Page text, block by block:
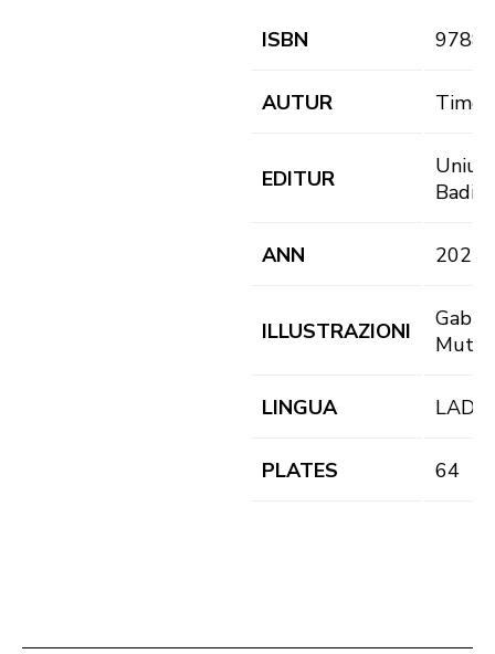
ISBN
AUTUR Timo
EDITUR
Uniun
Badia
ANN 2022
ILLUSTRAZIONI
Gabi
LINGUA LAD
PLATES 64